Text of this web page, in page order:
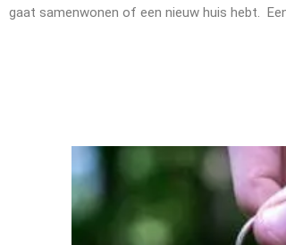
gaat samenwonen of een nieuw huis hebt.
Prijsklasse:
€17.50